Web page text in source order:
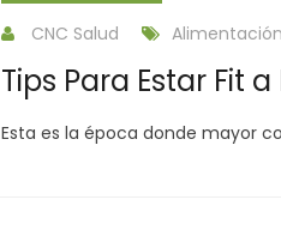
CNC Salud
Tips Para Estar Fit
Esta es la época donde mayor